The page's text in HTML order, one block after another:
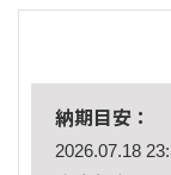
納期目安：
2026.07.18